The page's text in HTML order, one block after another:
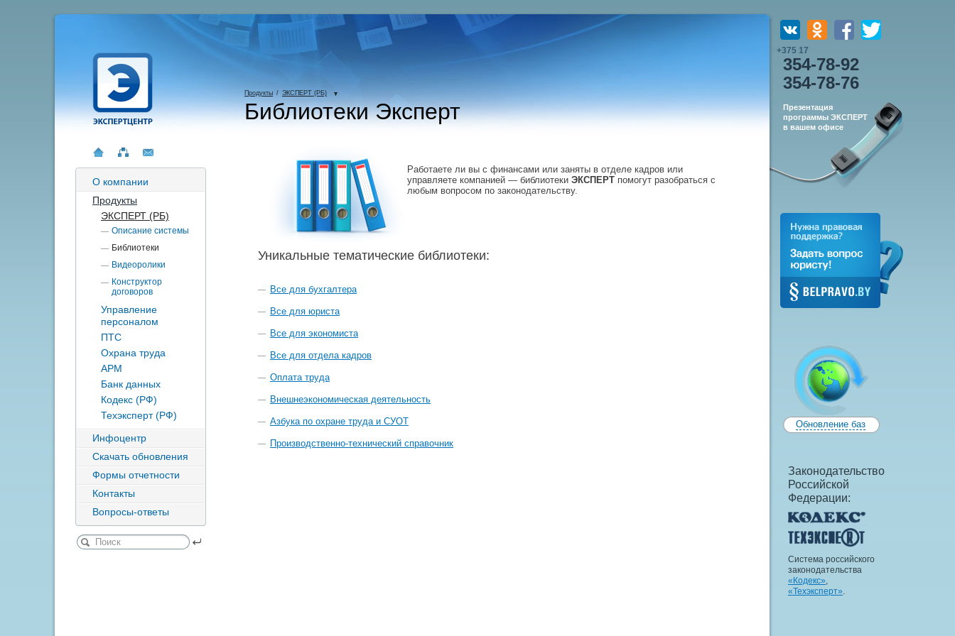
+375 17
354-78-92
354-78-76
Презентация
программы ЭКСПЕРТ
в вашем офисе
Обновление баз
Законодательство
Российской
Федерации:
Система российского
законодательства
«Кодекс»,
«Техэксперт».
О компании
Продукты
ЭКСПЕРТ (РБ)
Описание системы
Библиотеки
Видеоролики
Конструктор
договоров
Управление
персоналом
ПТС
Охрана труда
АРМ
Банк данных
Кодекс (РФ)
Техэксперт (РФ)
Инфоцентр
Скачать обновления
Формы отчетности
Контакты
Вопросы-ответы
Продукты / ЭКСПЕРТ (РБ)
Библиотеки Эксперт
Работаете ли вы с финансами или заняты в отделе кадров или
управляете компанией — библиотеки ЭКСПЕРТ помогут разобраться с
любым вопросом по законодательству.
Уникальные тематические библиотеки:
Все для бухгалтера
Все для юриста
Все для экономиста
Все для отдела кадров
Оплата труда
Внешнеэкономическая деятельность
Азбука по охране труда и СУОТ
Производственно-технический справочник